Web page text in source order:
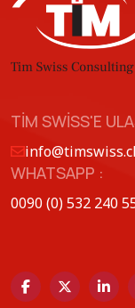
TIM SWISS'E
WHATSAPP :
0090 (0) 532 240